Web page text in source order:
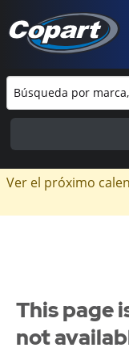
Ver el próximo
This page
not